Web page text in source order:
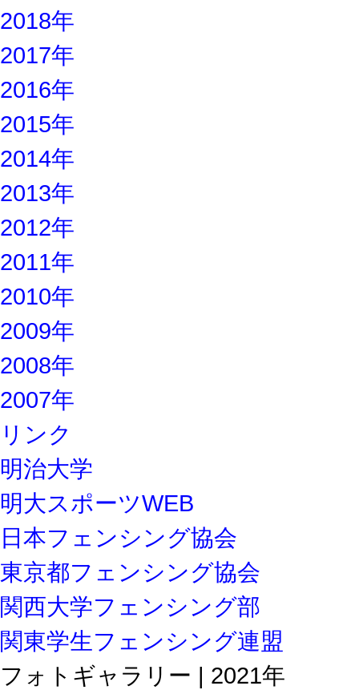
2018年
2017年
2016年
2015年
2014年
2013年
2012年
2011年
2010年
2009年
2008年
2007年
リンク
明治大学
明大スポーツWEB
日本フェンシング協会
東京都フェンシング協会
関西大学フェンシング部
関東学生フェンシング連盟
フォトギャラリー | 2021年